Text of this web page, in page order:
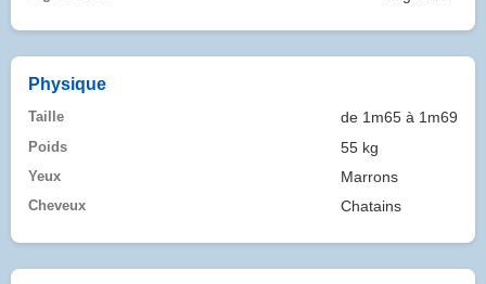
Physique
Taille de 1m65 à 1m69
Poids 55 kg
Yeux Marrons
Cheveux Chatains